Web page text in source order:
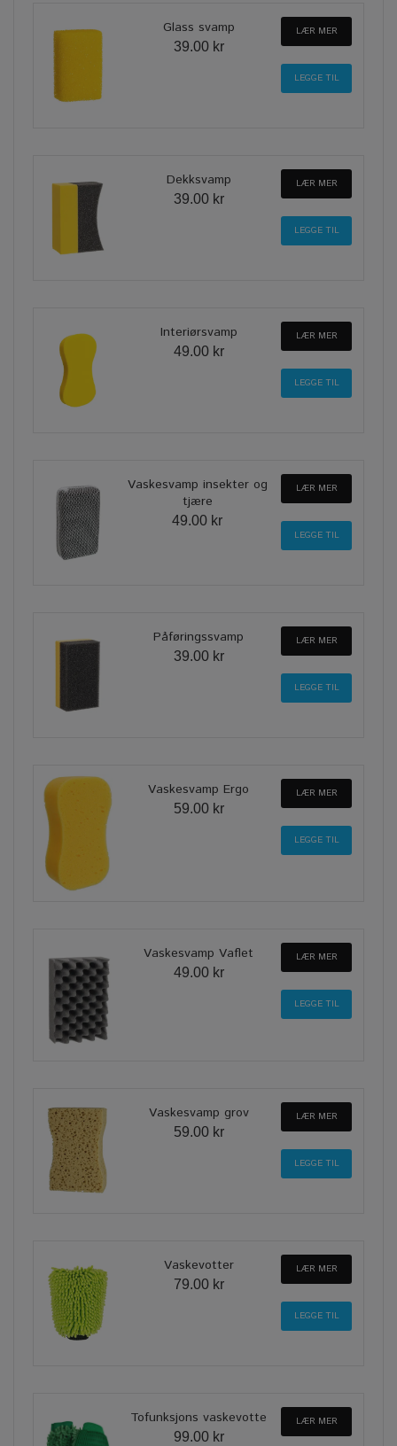
Glass svamp
39.00 kr
LÆR MER
Dekksvamp
39.00 kr
LÆR MER
Interiørsvamp
49.00 kr
LÆR MER
Vaskesvamp insekter og
tjære
49.00 kr
LÆR MER
Påføringssvamp
39.00 kr
LÆR MER
Vaskesvamp Ergo
59.00 kr
LÆR MER
Vaskesvamp Vaflet
49.00 kr
LÆR MER
Vaskesvamp grov
59.00 kr
LÆR MER
Vaskevotter
79.00 kr
LÆR MER
Tofunksjons vaskevotte
99.00 kr
LÆR MER